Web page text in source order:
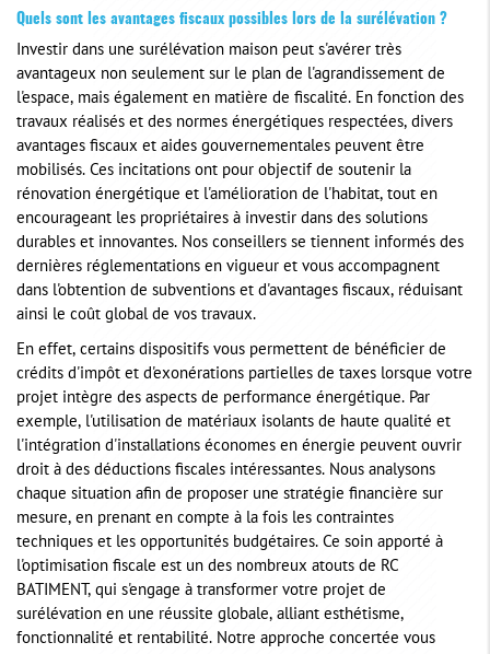
Quels sont les avantages fiscaux possibles lors de la surélévation ?
Investir dans une surélévation maison peut s'avérer très
avantageux non seulement sur le plan de l'agrandissement de
l'espace, mais également en matière de fiscalité. En fonction des
travaux réalisés et des normes énergétiques respectées, divers
avantages fiscaux et aides gouvernementales peuvent être
mobilisés. Ces incitations ont pour objectif de soutenir la
rénovation énergétique et l'amélioration de l'habitat, tout en
encourageant les propriétaires à investir dans des solutions
durables et innovantes. Nos conseillers se tiennent informés des
dernières réglementations en vigueur et vous accompagnent
dans l'obtention de subventions et d'avantages fiscaux, réduisant
ainsi le coût global de vos travaux.
En effet, certains dispositifs vous permettent de bénéficier de
crédits d'impôt et d'exonérations partielles de taxes lorsque votre
projet intègre des aspects de performance énergétique. Par
exemple, l'utilisation de matériaux isolants de haute qualité et
l'intégration d'installations économes en énergie peuvent ouvrir
droit à des déductions fiscales intéressantes. Nous analysons
chaque situation afin de proposer une stratégie financière sur
mesure, en prenant en compte à la fois les contraintes
techniques et les opportunités budgétaires. Ce soin apporté à
l'optimisation fiscale est un des nombreux atouts de RC
BATIMENT, qui s'engage à transformer votre projet de
surélévation en une réussite globale, alliant esthétisme,
fonctionnalité et rentabilité. Notre approche concertée vous